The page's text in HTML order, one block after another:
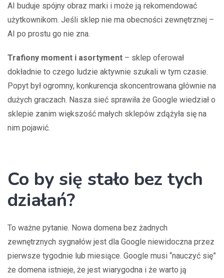
AI buduje spójny obraz marki i może ją rekomendować
użytkownikom. Jeśli sklep nie ma obecności zewnętrznej –
AI po prostu go nie zna.
Trafiony moment i asortyment – sklep oferował
dokładnie to czego ludzie aktywnie szukali w tym czasie.
Popyt był ogromny, konkurencja skoncentrowana głównie na
dużych graczach. Nasza sieć sprawiła że Google wiedział o
sklepie zanim większość małych sklepów zdążyła się na
nim pojawić.
Co by się stało bez tych
działań?
To ważne pytanie. Nowa domena bez żadnych
zewnętrznych sygnałów jest dla Google niewidoczna przez
pierwsze tygodnie lub miesiące. Google musi “nauczyć się”
że domena istnieje, że jest wiarygodna i że warto ją